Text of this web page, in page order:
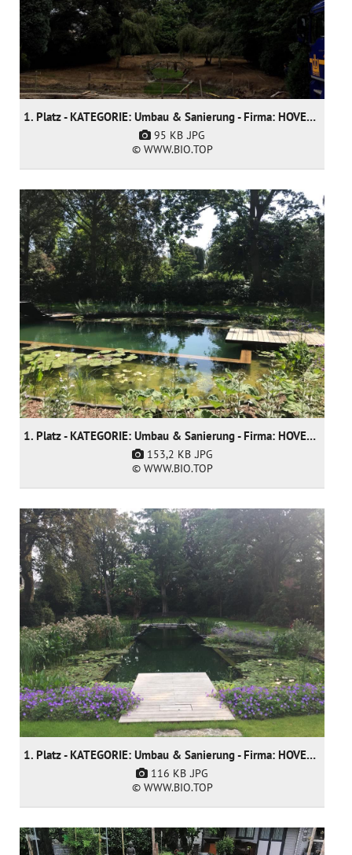
1. Platz - KATEGORIE: Umbau & Sanierung - Firma: HOVENIERSGEBROEDERS bvba
95 KB .JPG
© WWW.BIO.TOP
1. Platz - KATEGORIE: Umbau & Sanierung - Firma: HOVENIERSGEBROEDERS bvba
153,2 KB .JPG
© WWW.BIO.TOP
1. Platz - KATEGORIE: Umbau & Sanierung - Firma: HOVENIERSGEBROEDERS bvba
116 KB .JPG
© WWW.BIO.TOP